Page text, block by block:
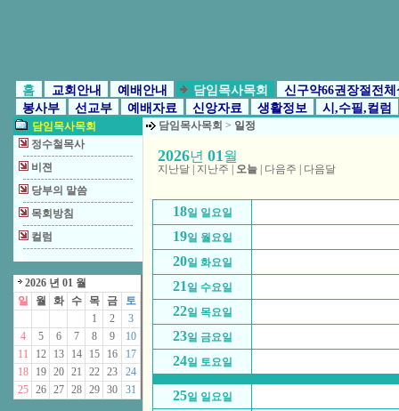
홈 교회안내 예배안내 담임목사목회
신구약66권장절전
봉사부
선교부 예배자료 신앙자료 생활정보 시,수필,컬럼
담임목사목회
정수철목사
비젼
당부의 말씀
목회방침
컬럼
2026 년 01 월
일
월 화 수 목 금
토
1
2
3
4
5 6 7 8 9
10
11
12 13 14 15 16
17
18
19 20 21 22 23
24
25
26 27 28 29 30 31
담임목사목회 > 일정
2026년 01월
지난달 지난주 오늘 다음주 다음달
18일 일요일
19일 월요일
20일 화요일
21일 수요일
22일 목요일
23일 금요일
24일 토요일
25일 일요일